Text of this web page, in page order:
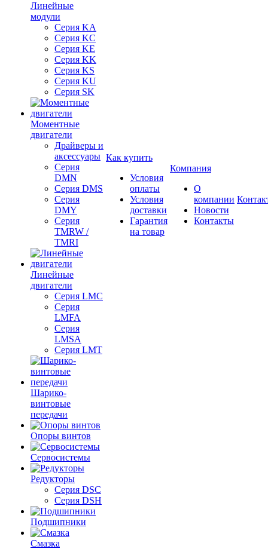
Линейные
модули
Серия KA
Серия KC
Серия KE
Серия KK
Серия KS
Серия KU
Серия SK
Моментные
двигатели
Драйверы и
аксессуары
Серия
DMN
Серия DMS
Серия
DMY
Серия
TMRW /
TMRI
Линейные
двигатели
Серия LMC
Серия
LMFA
Серия
LMSA
Серия LMT
Шарико-
винтовые
передачи
Опоры винтов
Сервосистемы
Редукторы
Серия DSC
Серия DSH
Подшипники
Смазка
Как купить
Условия
оплаты
Условия
доставки
Гарантия
на товар
Компания
О
компании
Новости
Контакты